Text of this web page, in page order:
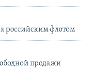
российским флотом
продажи